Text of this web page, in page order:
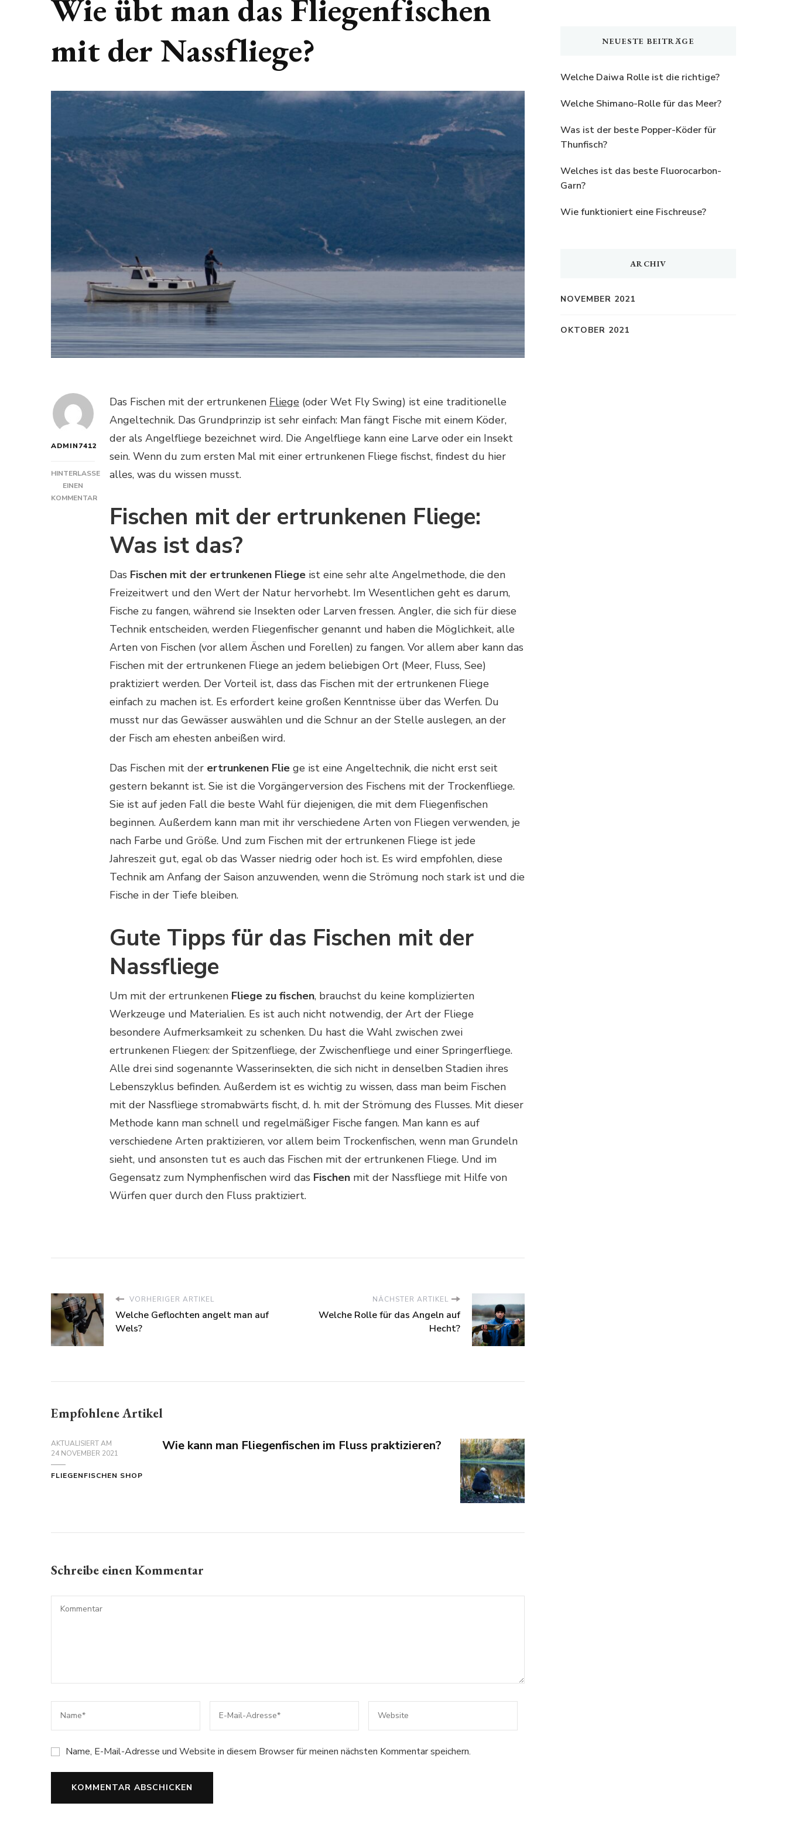
Wie übt man das Fliegenfischen
mit der Nassfliege?
ADMIN7412
HINTERLASSE
EINEN
KOMMENTAR
FLIEGENFISCHEN
NASSFLIEGE?
Das Fischen mit der ertrunkenen Fliege (oder Wet Fly Swing) ist eine traditionelle
Angeltechnik. Das Grundprinzip ist sehr einfach: Man fängt Fische mit einem Köder,
der als Angelfliege bezeichnet wird. Die Angelfliege kann eine Larve oder ein Insekt
sein. Wenn du zum ersten Mal mit einer ertrunkenen Fliege fischst, findest du hier
alles, was du wissen musst.
Fischen mit der ertrunkenen Fliege:
Was ist das?
Das Fischen mit der ertrunkenen Fliege ist eine sehr alte Angelmethode, die den
Freizeitwert und den Wert der Natur hervorhebt. Im Wesentlichen geht es darum,
Fische zu fangen, während sie Insekten oder Larven fressen. Angler, die sich für diese
Technik entscheiden, werden Fliegenfischer genannt und haben die Möglichkeit, alle
Arten von Fischen (vor allem Äschen und Forellen) zu fangen. Vor allem aber kann das
Fischen mit der ertrunkenen Fliege an jedem beliebigen Ort (Meer, Fluss, See)
praktiziert werden. Der Vorteil ist, dass das Fischen mit der ertrunkenen Fliege
einfach zu machen ist. Es erfordert keine großen Kenntnisse über das Werfen. Du
musst nur das Gewässer auswählen und die Schnur an der Stelle auslegen, an der
der Fisch am ehesten anbeißen wird.
Das Fischen mit der ertrunkenen Flie ge ist eine Angeltechnik, die nicht erst seit
gestern bekannt ist. Sie ist die Vorgängerversion des Fischens mit der Trockenfliege.
Sie ist auf jeden Fall die beste Wahl für diejenigen, die mit dem Fliegenfischen
beginnen. Außerdem kann man mit ihr verschiedene Arten von Fliegen verwenden, je
nach Farbe und Größe. Und zum Fischen mit der ertrunkenen Fliege ist jede
Jahreszeit gut, egal ob das Wasser niedrig oder hoch ist. Es wird empfohlen, diese
Technik am Anfang der Saison anzuwenden, wenn die Strömung noch stark ist und die
Fische in der Tiefe bleiben.
Gute Tipps für das Fischen mit der
Nassfliege
Um mit der ertrunkenen Fliege zu fischen, brauchst du keine komplizierten
Werkzeuge und Materialien. Es ist auch nicht notwendig, der Art der Fliege
besondere Aufmerksamkeit zu schenken. Du hast die Wahl zwischen zwei
ertrunkenen Fliegen: der Spitzenfliege, der Zwischenfliege und einer Springerfliege.
Alle drei sind sogenannte Wasserinsekten, die sich nicht in denselben Stadien ihres
Lebenszyklus befinden. Außerdem ist es wichtig zu wissen, dass man beim Fischen
mit der Nassfliege stromabwärts fischt, d. h. mit der Strömung des Flusses. Mit dieser
Methode kann man schnell und regelmäßiger Fische fangen. Man kann es auf
verschiedene Arten praktizieren, vor allem beim Trockenfischen, wenn man Grundeln
sieht, und ansonsten tut es auch das Fischen mit der ertrunkenen Fliege. Und im
Gegensatz zum Nymphenfischen wird das Fischen mit der Nassfliege mit Hilfe von
Würfen quer durch den Fluss praktiziert.
VORHERIGER ARTIKEL
Welche Geflochten angelt man auf
Wels?
NÄCHSTER ARTIKEL
Welche Rolle für das Angeln auf
Hecht?
Empfohlene Artikel
AKTUALISIERT AM
24 NOVEMBER 2021
FLIEGENFISCHEN SHOP
Wie kann man Fliegenfischen im Fluss praktizieren?
Schreibe einen Kommentar
Name, E-Mail-Adresse und Website in diesem Browser für meinen nächsten Kommentar speichern.
NEUESTE BEITRÄGE
Welche Daiwa Rolle ist die richtige?
Welche Shimano-Rolle für das Meer?
Was ist der beste Popper-Köder für
Thunfisch?
Welches ist das beste Fluorocarbon-
Garn?
Wie funktioniert eine Fischreuse?
ARCHIV
NOVEMBER 2021
OKTOBER 2021